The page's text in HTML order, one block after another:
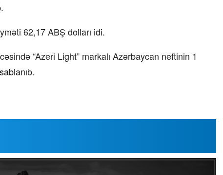
62,17 ABŞ dolları idi.
“Azeri Light” markalı Azərbaycan neftinin 1